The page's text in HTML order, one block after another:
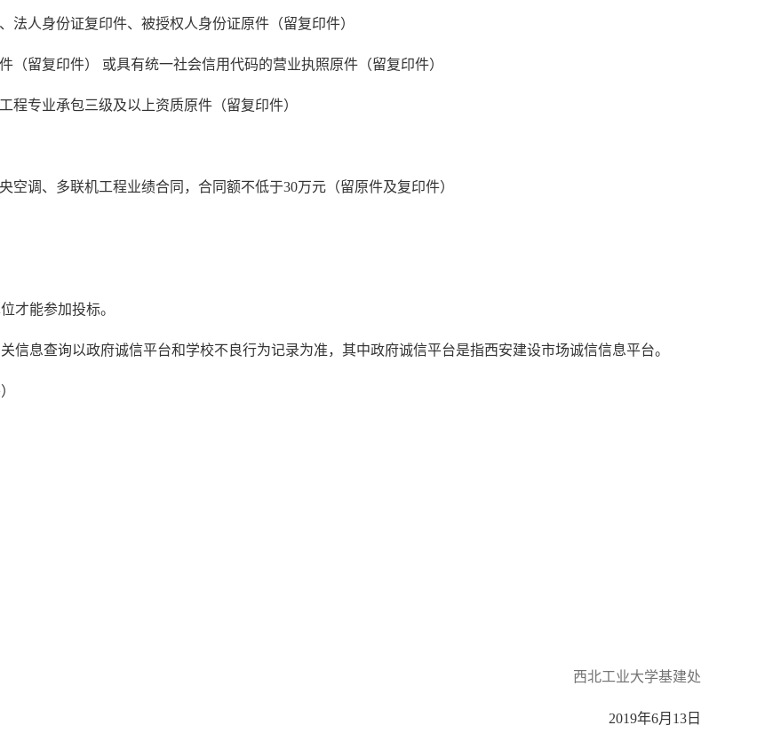
人身份证复印件、被授权人身份证原件（留复印件）
留复印件） 或具有统一社会信用代码的营业执照原件（留复印件）
专业承包三级及以上资质原件（留复印件）
空调、多联机工程业绩合同，合同额不低于30万元（留原件及复印件）
才能参加投标。
信息查询以政府诚信平台和学校不良行为记录为准，其中政府诚信平台是指西安建设市场诚信信息平台。
西北工业大学基建处
2019年6月13日